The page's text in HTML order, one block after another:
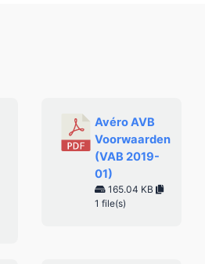
Avéro AVB
Voorwaarden
(VAB 2019-
01)
165.04 KB
1 file(s)